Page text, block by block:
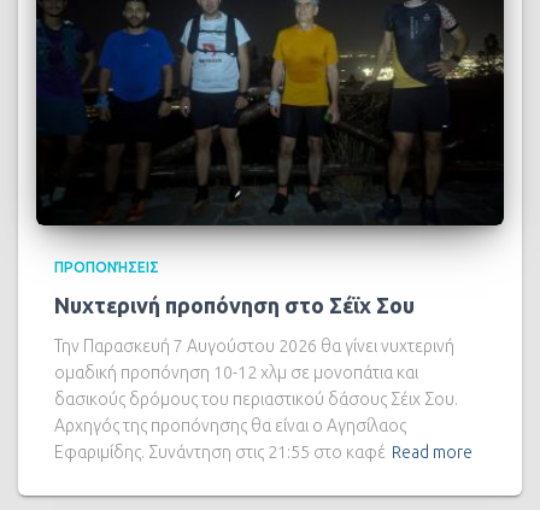
ΠΡΟΠΟΝΉΣΕΙΣ
Νυχτερινή προπόνηση στο Σέϊχ Σου
Την Παρασκευή 7 Αυγούστου 2026 θα γίνει νυχτερινή
ομαδική προπόνηση 10-12 χλμ σε μονοπάτια και
δασικούς δρόμους του περιαστικού δάσους Σέιχ Σου.
Αρχηγός της προπόνησης θα είναι ο Αγησίλαος
Εφαριμίδης. Συνάντηση στις 21:55 στο καφέ Read more